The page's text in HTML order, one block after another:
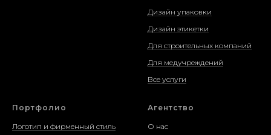
Дизайн упаковки
Дизайн этикетки
Для строительных компаний
Для медучреждений
Все услуги
Портфолио
Логотип и фирменный стиль
Агентство
О нас